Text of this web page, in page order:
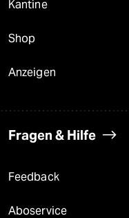
Kantine
Shop
Anzeigen
Fragen & Hilfe
Feedback
Aboservice